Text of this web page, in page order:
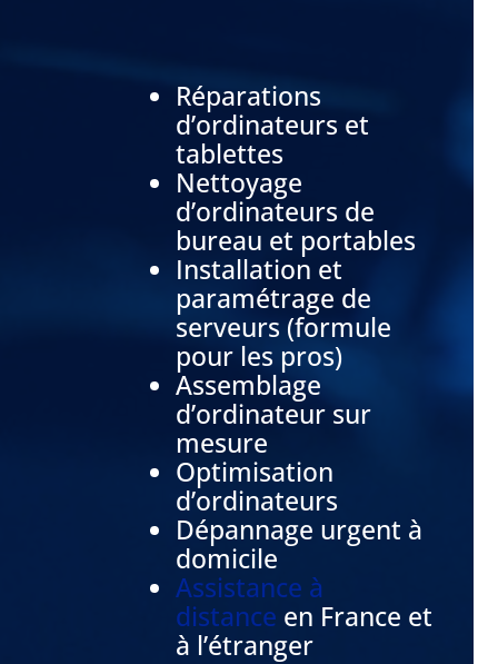
Réparations
d’ordinateurs et
tablettes
Nettoyage
d’ordinateurs de
bureau et portables
Installation et
paramétrage de
serveurs (formule
pour les pros)
Assemblage
d’ordinateur sur
mesure
Optimisation
d’ordinateurs
Dépannage urgent à
domicile
Assistance à
distance en France et
à l’étranger